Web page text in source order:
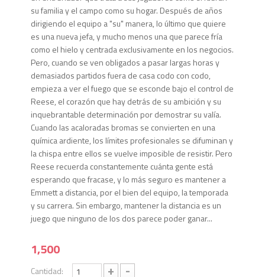
su familia y el campo como su hogar. Después de años
dirigiendo el equipo a "su" manera, lo último que quiere
es una nueva jefa, y mucho menos una que parece fría
como el hielo y centrada exclusivamente en los negocios.
Pero, cuando se ven obligados a pasar largas horas y
demasiados partidos fuera de casa codo con codo,
empieza a ver el fuego que se esconde bajo el control de
Reese, el corazón que hay detrás de su ambición y su
inquebrantable determinación por demostrar su valía.
Cuando las acaloradas bromas se convierten en una
química ardiente, los límites profesionales se difuminan y
la chispa entre ellos se vuelve imposible de resistir. Pero
Reese recuerda constantemente cuánta gente está
esperando que fracase, y lo más seguro es mantener a
Emmett a distancia, por el bien del equipo, la temporada
y su carrera. Sin embargo, mantener la distancia es un
juego que ninguno de los dos parece poder ganar...
1,500
Cantidad: + -